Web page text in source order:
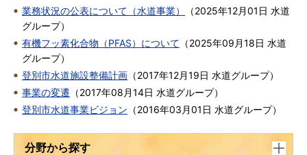
業務状況の公表について（水道事業）
（2025年12月01日 水道
グループ）
有機フッ素化合物（PFAS）について （2025年09月18日 水道
グループ）
登別市水道施設整備計画 （2017年12月19日 水道グループ）
事業の変遷 （2017年08月14日 水道グループ）
登別市水道事業ビジョン （2016年03月01日 水道グループ）
分野から探す